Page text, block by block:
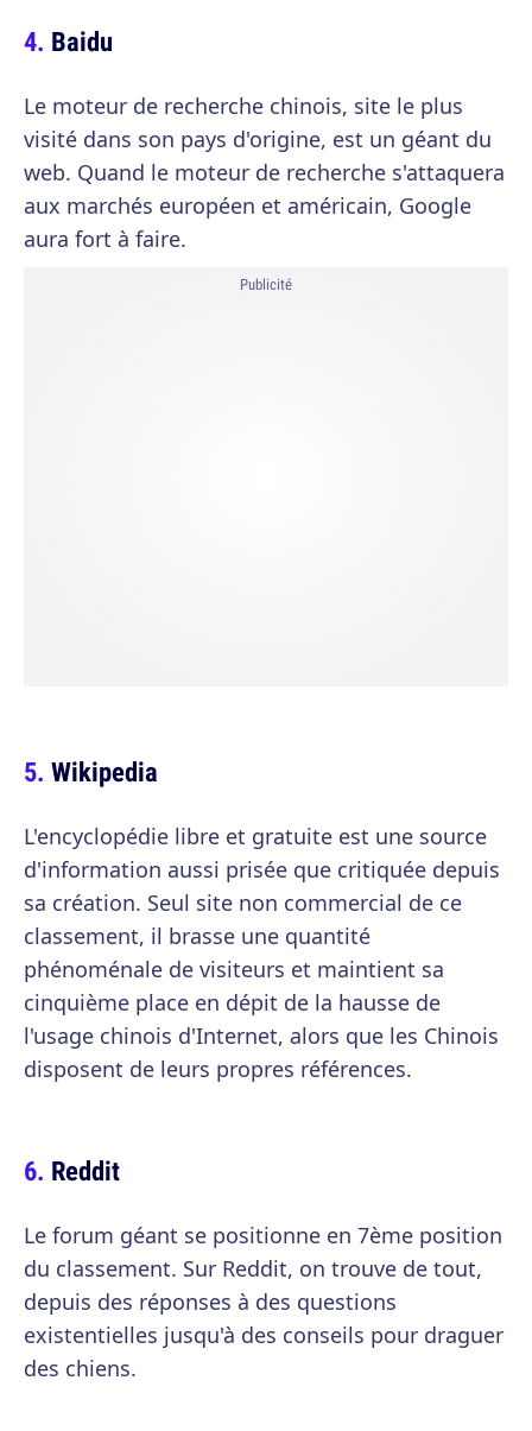
Baidu
Le moteur de recherche chinois, site le plus
visité dans son pays d'origine, est un géant du
web. Quand le moteur de recherche s'attaquera
aux marchés européen et américain, Google
aura fort à faire.
Publicité
Wikipedia
L'encyclopédie libre et gratuite est une source
d'information aussi prisée que critiquée depuis
sa création. Seul site non commercial de ce
classement, il brasse une quantité
phénoménale de visiteurs et maintient sa
cinquième place en dépit de la hausse de
l'usage chinois d'Internet, alors que les Chinois
disposent de leurs propres références.
Reddit
Le forum géant se positionne en 7ème position
du classement. Sur Reddit, on trouve de tout,
depuis des réponses à des questions
existentielles jusqu'à des conseils pour draguer
des chiens.